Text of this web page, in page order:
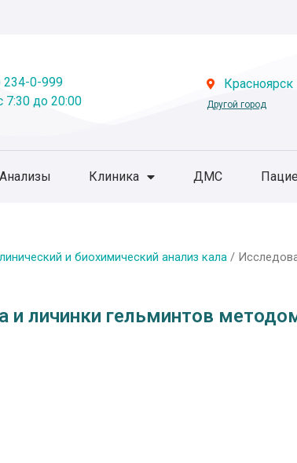
234-0-999
7:30 до 20:00
Красноярск
Другой город
Анализы Клиника ДМС
и биохимический анализ кала /
и личинки гельминтов